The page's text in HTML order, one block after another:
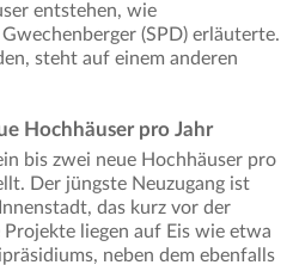
entstehen, wie
(SPD) erläuterte.
steht auf einem anderen
Hochhäuser pro Jahr
bis zwei neue Hochhäuser pro
Der jüngste Neuzugang ist
das kurz vor der
liegen auf Eis wie etwa
neben dem ebenfalls